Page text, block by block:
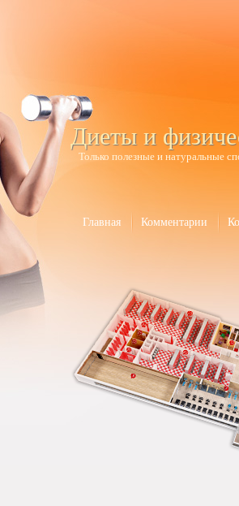
Диеты и
Только полезные и натуральные
Главная Комментарии